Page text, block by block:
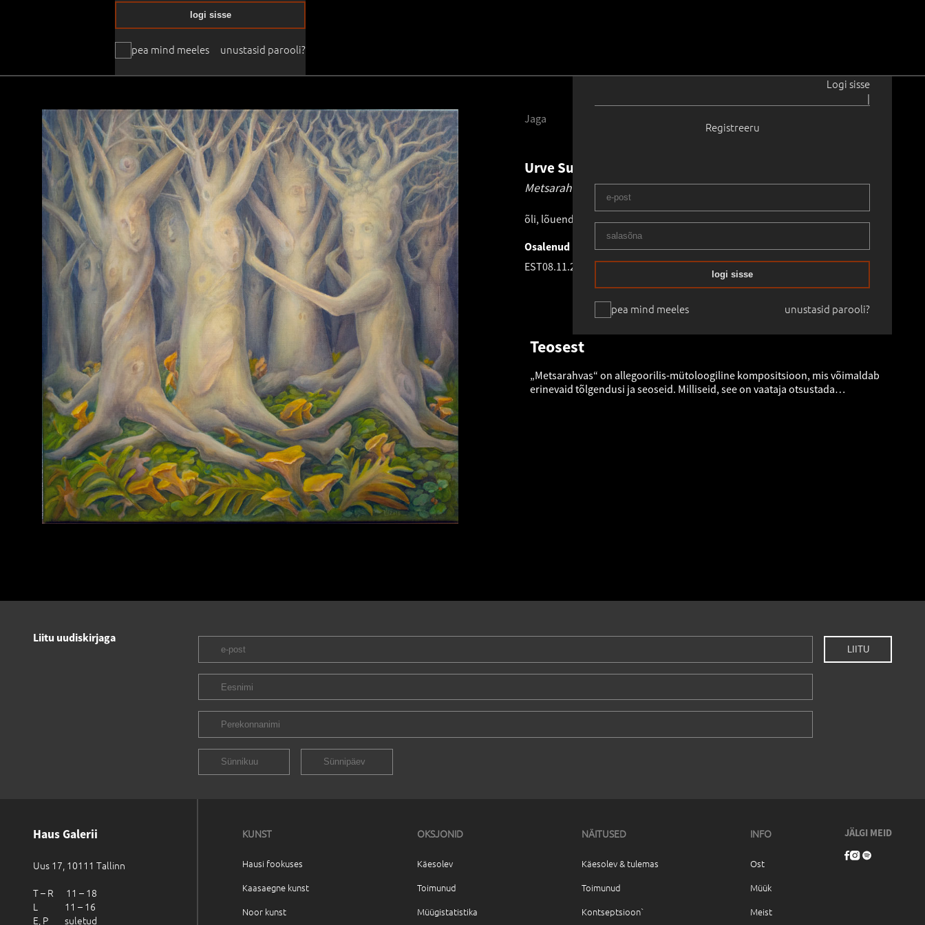
Logi sisse
|
Registreeru
pea mind meeles
logi sisse
unustasid parooli?
pea mind meeles
logi sisse
unustasid parooli?
Urve Sunny-Dzidzaria
Metsarahvas. 2018
õli, lõuend 70.0 × 70.0 cmSaadavus:Ei ole saadavalRaamita
Osalenud näitusel
EST08.11.2018 -01.12.2018
Teosest
„Metsarahvas“ on allegoorilis-mütoloogiline kompositsioon, mis võimaldab
erinevaid tõlgendusi ja seoseid. Milliseid, see on vaataja otsustada…
Jaga
Liitu uudiskirjaga
JÄLGI MEID
Haus Galerii
Uus 17, 10111 Tallinn
T – R 11 – 18
L 11 – 16
E, P suletud
KUNST
Hausi fookuses
Kaasaegne kunst
Noor kunst
OKSJONID
Käesolev
Toimunud
Müügistatistika
NÄITUSED
Käesolev & tulemas
Toimunud
Kontseptsioon`
INFO
Ost
Müük
Meist